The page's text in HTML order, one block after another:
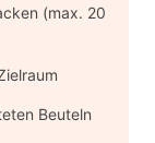
(max. 20
Beuteln